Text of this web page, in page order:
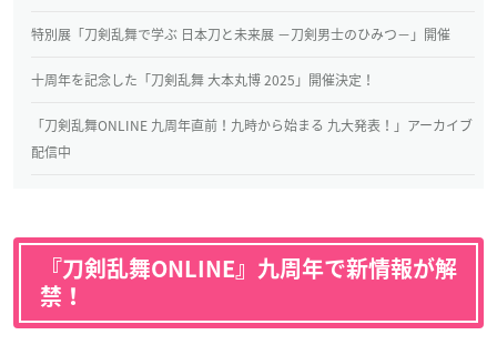
特別展「刀剣乱舞で学ぶ 日本刀と未来展 －刀剣男士のひみつ－」開催
十周年を記念した「刀剣乱舞 大本丸博 2025」開催決定！
「刀剣乱舞ONLINE 九周年直前！九時から始まる 九大発表！」アーカイブ
配信中
『刀剣乱舞ONLINE』九周年で新情報が解
禁！